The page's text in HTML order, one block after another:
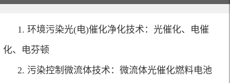
1. 环境污染光(电)催化净化技术：光催化、电催
化、电芬顿
2. 污染控制微流体技术：微流体光催化燃料电池